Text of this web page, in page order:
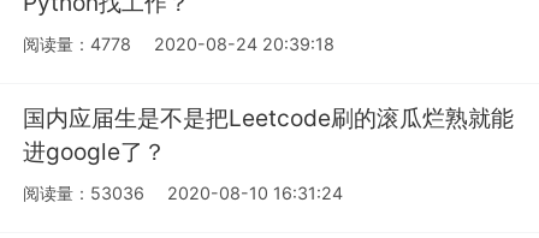
阅读量：4778 2020-08-24 20:39:18
国内应届生是不是把Leetcode刷的滚瓜烂熟就能
进google了？
阅读量：53036 2020-08-10 16:31:24